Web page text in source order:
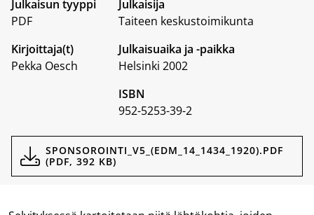
Julkaisun tyyppi
PDF
Kirjoittaja(t)
Pekka Oesch
Julkaisija
Taiteen keskustoimikunta
Julkaisuaika ja -paikka
Helsinki 2002
ISBN
952-5253-39-2
DokumentitSPONSOROINTI_V5_(EDM_14_1434_1920).PDF
(PDF, 392 KB)